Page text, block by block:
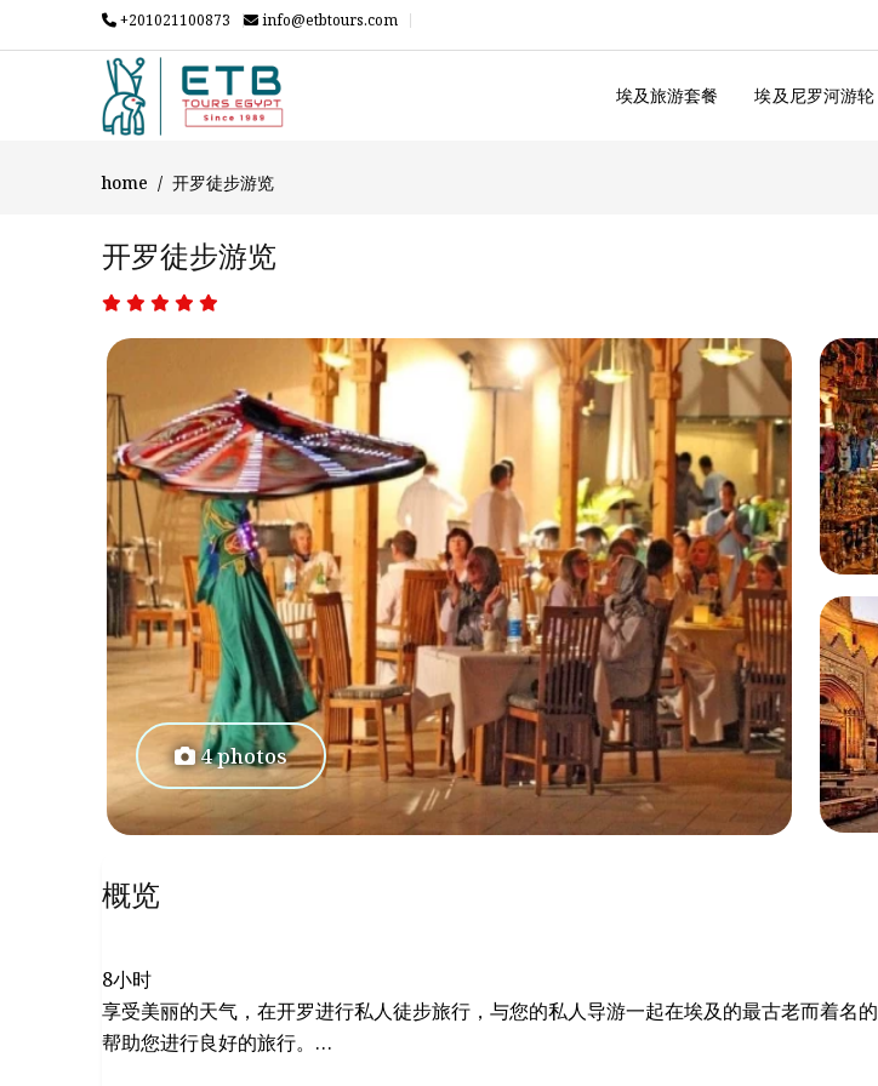
+201021100873 info@etbtours.com
埃及旅游套餐 埃及尼罗河游
home 开罗徒步游览
开罗徒步游览
4 photos
概览
8小时
享受美丽的天气，在开罗进行私人徒步旅行，与您的私人导游一起在埃及的最古老而着名
帮助您进行良好的旅行。